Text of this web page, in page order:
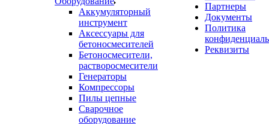
Аккумуляторный
инструмент
Аксессуары для
бетоносмесителей
Бетоносмесители,
растворосмесители
Генераторы
Компрессоры
Пилы цепные
Сварочное
оборудование
Партнеры
Документы
Политика
Реквизиты